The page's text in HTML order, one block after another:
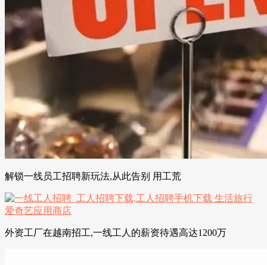
解锁一线员工招聘新玩法,从此告别 用工荒
外资工厂在越南招工,一线工人的薪资待遇高达1200万